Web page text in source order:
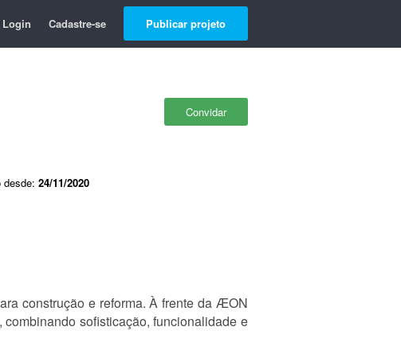
Login Cadastre-se Publicar projeto
Convidar
desde: 24/11/2020
construção e reforma. À frente da ÆON
sofisticação, funcionalidade e